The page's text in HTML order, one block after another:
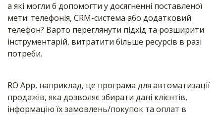
а які могли б допомогти у досягненні поставленої
мети: телефонія, CRM-система або додатковий
телефон? Варто переглянути підхід та розширити
інструментарій, витратити більше ресурсів в разі
потреби.
RO App, наприклад, це програма для автоматизації
продажів, яка дозволяє збирати дані клієнтів,
інформацію їх замовлень/покупок та оплат в